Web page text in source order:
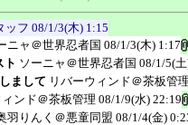
ッフ 08/1/3(木) 1:15
ニャ＠世界忍者国 08/1/3(木) 1:17
ト ソーニャ＠世界忍者国 08/1/5(
まして リバーウィンド＠茶板管
ィンド＠茶板管理 08/1/9(水) 22:19
羽りんく＠悪童同盟 08/1/4(金)